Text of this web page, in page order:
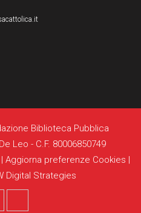
Biblioteca Pubblica
Leo - C.F. 80006850749
Aggiorna preferenze Cookies |
Digital Strategies